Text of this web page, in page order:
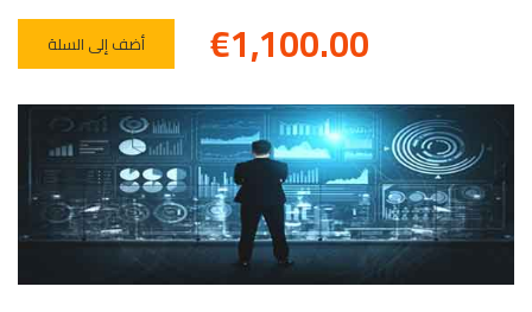
€1,100.00 أضف إلى السلة